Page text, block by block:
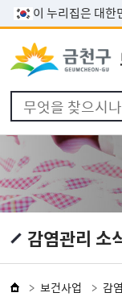
이 누리집은 대한
감염관리 소
보건사업 감